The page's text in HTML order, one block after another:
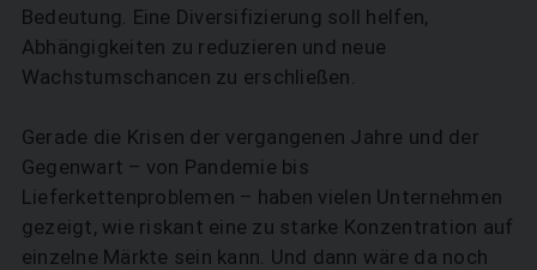
Bedeutung. Eine Diversifizierung soll helfen,
Abhängigkeiten zu reduzieren und neue
Wachstumschancen zu erschließen.
Gerade die Krisen der vergangenen Jahre und der
Gegenwart – von Pandemie bis
Lieferkettenproblemen – haben vielen Unternehmen
gezeigt, wie riskant eine zu starke Konzentration auf
einzelne Märkte sein kann. Und dann wäre da noch